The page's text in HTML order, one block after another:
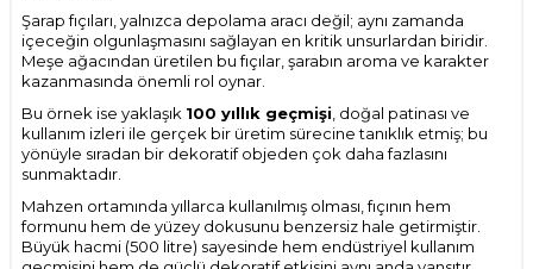
Şarap fıçıları, yalnızca depolama aracı değil; aynı zamanda
içeceğin olgunlaşmasını sağlayan en kritik unsurlardan biridir.
Meşe ağacından üretilen bu fıçılar, şarabın aroma ve karakter
kazanmasında önemli rol oynar.
Bu örnek ise yaklaşık 100 yıllık geçmişi, doğal patinası ve
kullanım izleri ile gerçek bir üretim sürecine tanıklık etmiş; bu
yönüyle sıradan bir dekoratif objeden çok daha fazlasını
sunmaktadır.
Mahzen ortamında yıllarca kullanılmış olması, fıçının hem
formunu hem de yüzey dokusunu benzersiz hale getirmiştir.
Büyük hacmi (500 litre) sayesinde hem endüstriyel kullanım